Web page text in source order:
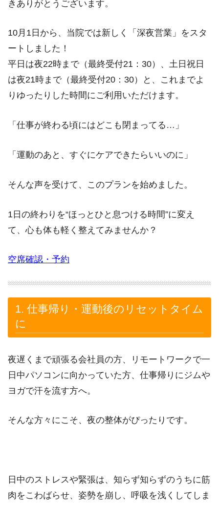
きありがとうございます。
10月1日から、当院では新しく「深夜営業」をスタ
ートしました！
平日は夜22時まで（最終受付21：30）、土日祝日
は夜21時まで（最終受付20：30）と、これまでよ
りゆったりした時間にご利用いただけます。
「仕事が終わる頃にはどこも閉まってる…」
「運動のあと、すぐにケアできたらいいのに」
そんな声を受けて、このプランを始めました。
1日の終わりを“ほっとひと息つける時間”に変え
て、心も体も軽く整えてみませんか？
空席確認・予約
1. 仕事帰り・運動後のリセットタイム
に
夜遅くまで頑張る会社員の方、リモートワークで一
日中パソコンに向かっていた方、仕事帰りにジムや
ヨガで汗を流す方へ。
そんな方々にこそ、夜の整体がぴったりです。
日中のストレスや緊張は、知らず知らずのうちに筋
肉をこわばらせ、姿勢を崩し、呼吸を浅くしてしま